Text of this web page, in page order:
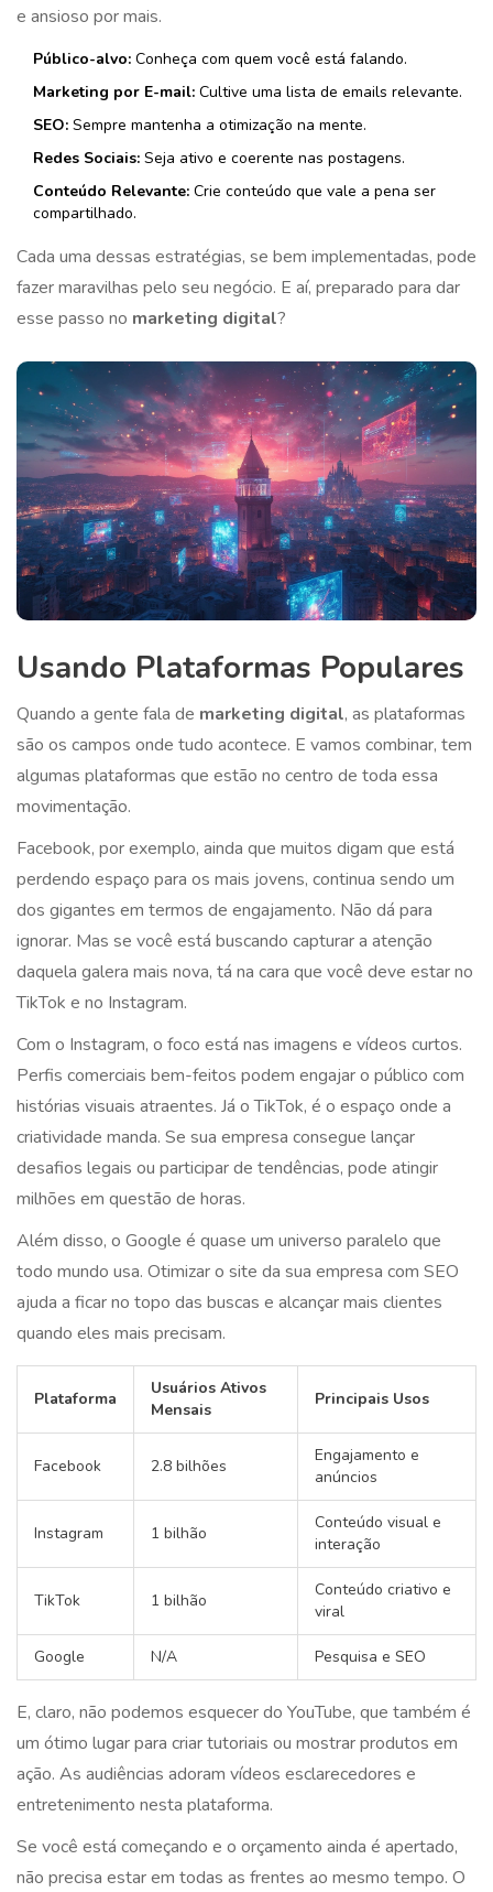
e ansioso por mais.
Público-alvo: Conheça com quem você está falando.
Marketing por E-mail: Cultive uma lista de emails relevante.
SEO: Sempre mantenha a otimização na mente.
Redes Sociais: Seja ativo e coerente nas postagens.
Conteúdo Relevante: Crie conteúdo que vale a pena ser
compartilhado.
Cada uma dessas estratégias, se bem implementadas, pode
fazer maravilhas pelo seu negócio. E aí, preparado para dar
esse passo no marketing digital?
Usando Plataformas Populares
Quando a gente fala de marketing digital, as plataformas
são os campos onde tudo acontece. E vamos combinar, tem
algumas plataformas que estão no centro de toda essa
movimentação.
Facebook, por exemplo, ainda que muitos digam que está
perdendo espaço para os mais jovens, continua sendo um
dos gigantes em termos de engajamento. Não dá para
ignorar. Mas se você está buscando capturar a atenção
daquela galera mais nova, tá na cara que você deve estar no
TikTok e no Instagram.
Com o Instagram, o foco está nas imagens e vídeos curtos.
Perfis comerciais bem-feitos podem engajar o público com
histórias visuais atraentes. Já o TikTok, é o espaço onde a
criatividade manda. Se sua empresa consegue lançar
desafios legais ou participar de tendências, pode atingir
milhões em questão de horas.
Além disso, o Google é quase um universo paralelo que
todo mundo usa. Otimizar o site da sua empresa com SEO
ajuda a ficar no topo das buscas e alcançar mais clientes
quando eles mais precisam.
Plataforma
Usuários Ativos
Mensais
Principais Usos
Facebook 2.8 bilhões
Engajamento e
anúncios
Instagram 1 bilhão
Conteúdo visual e
interação
TikTok 1 bilhão
Conteúdo criativo e
viral
Google N/A Pesquisa e SEO
E, claro, não podemos esquecer do YouTube, que também é
um ótimo lugar para criar tutoriais ou mostrar produtos em
ação. As audiências adoram vídeos esclarecedores e
entretenimento nesta plataforma.
Se você está começando e o orçamento ainda é apertado,
não precisa estar em todas as frentes ao mesmo tempo. O